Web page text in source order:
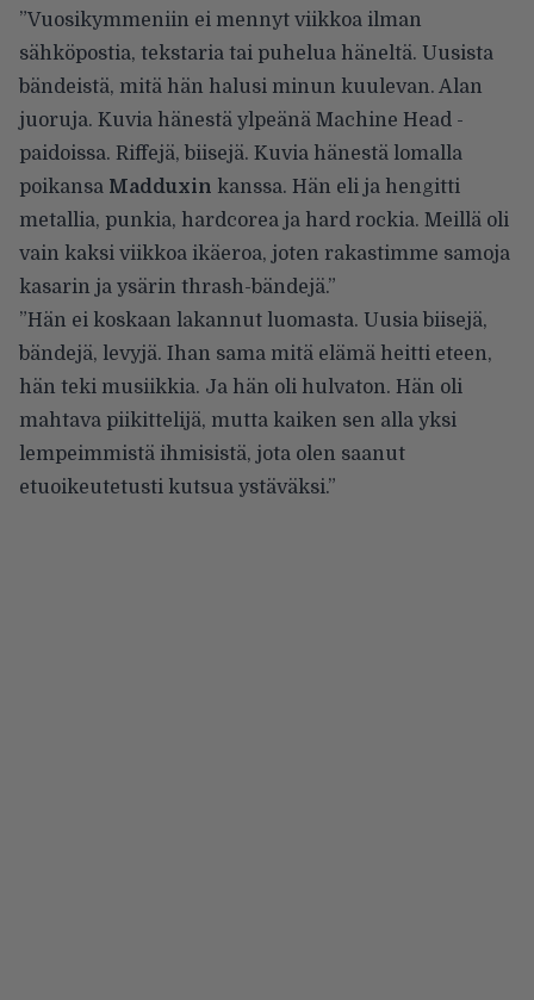
”Vuosikymmeniin ei mennyt viikkoa ilman
sähköpostia, tekstaria tai puhelua häneltä. Uusista
bändeistä, mitä hän halusi minun kuulevan. Alan
juoruja. Kuvia hänestä ylpeänä Machine Head -
paidoissa. Riffejä, biisejä. Kuvia hänestä lomalla
poikansa Madduxin kanssa. Hän eli ja hengitti
metallia, punkia, hardcorea ja hard rockia. Meillä oli
vain kaksi viikkoa ikäeroa, joten rakastimme samoja
kasarin ja ysärin thrash-bändejä.”
”Hän ei koskaan lakannut luomasta. Uusia biisejä,
bändejä, levyjä. Ihan sama mitä elämä heitti eteen,
hän teki musiikkia. Ja hän oli hulvaton. Hän oli
mahtava piikittelijä, mutta kaiken sen alla yksi
lempeimmistä ihmisistä, jota olen saanut
etuoikeutetusti kutsua ystäväksi.”